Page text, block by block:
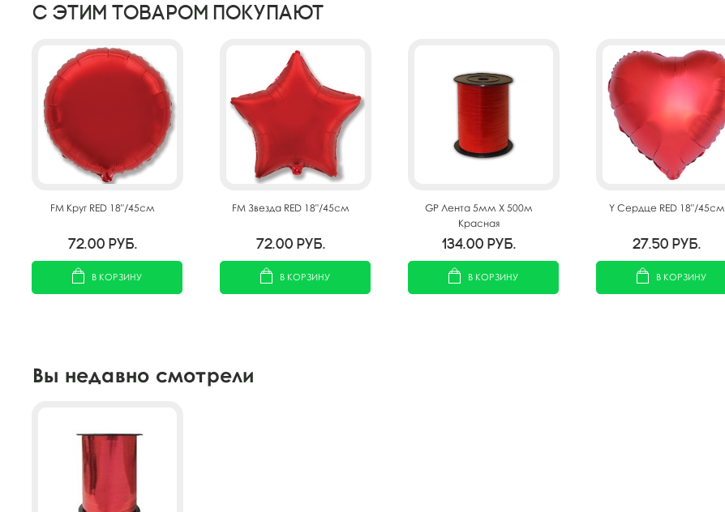
С этим товаром покупают
FM Круг RED 18"/45см
72.00 руб.
В КОРЗИНУ
FM Звезда RED 18"/45см
72.00 руб.
В КОРЗИНУ
GP Лента 5мм X 500м
Красная
134.00 руб.
В КОРЗИНУ
Y Сердце RED 18"/45см
27.50 руб.
В КОРЗИНУ
Вы недавно смотрели